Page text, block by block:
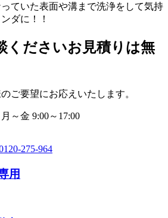
ていた表面や溝まで洗浄をして気持
ダに！！
くださいお見積りは無
ご要望にお応えいたします。
～金 9:00～17:00
275-964
用